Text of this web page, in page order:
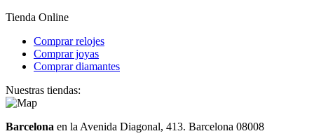
Tienda Online
Comprar relojes
Comprar joyas
Comprar diamantes
Nuestras tiendas:
Barcelona en la Avenida Diagonal, 413. Barcelona 08008